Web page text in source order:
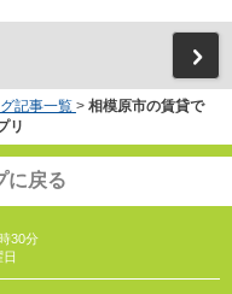
記事一覧 > 相模原市の賃貸で
リ
に戻る
30分